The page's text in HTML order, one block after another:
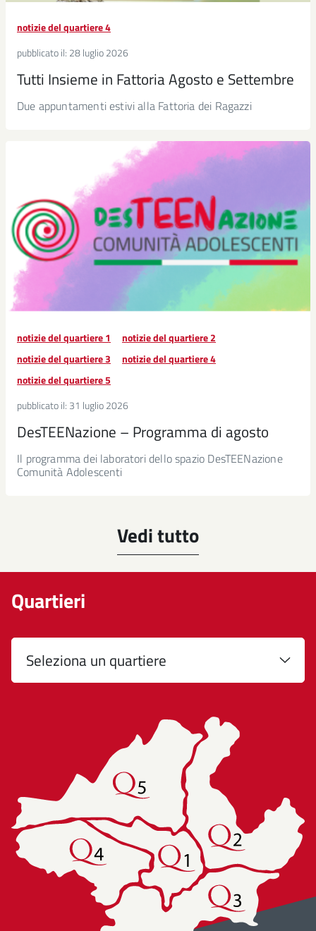
notizie del quartiere 4
pubblicato il: 28 luglio 2026
Tutti Insieme in Fattoria Agosto e Settembre
Due appuntamenti estivi alla Fattoria dei Ragazzi
notizie del quartiere 1
notizie del quartiere 2
notizie del quartiere 3
notizie del quartiere 4
notizie del quartiere 5
pubblicato il: 31 luglio 2026
DesTEENazione – Programma di agosto
Il programma dei laboratori dello spazio DesTEENazione
Comunità Adolescenti
Vedi tutto
Quartieri
Seleziona un quartiere